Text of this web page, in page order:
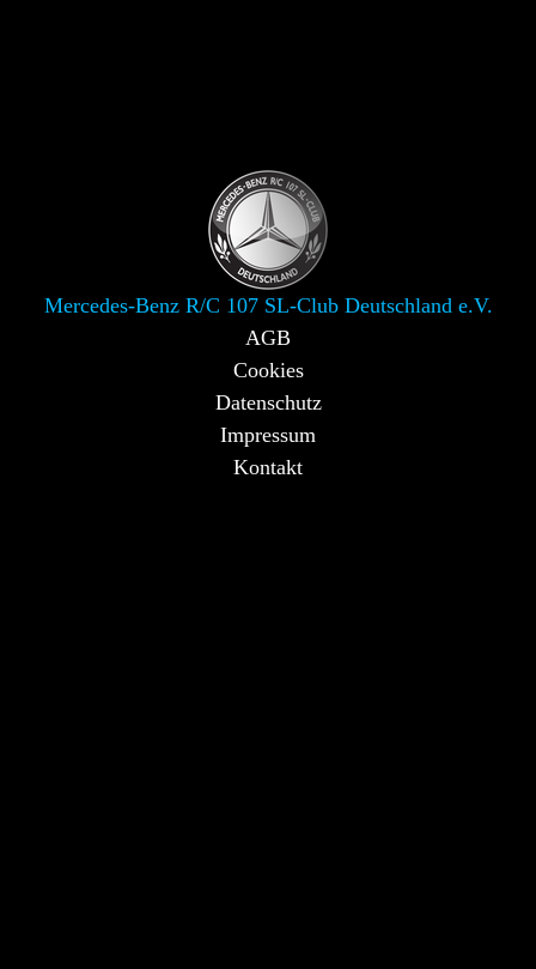
Mercedes-Benz R/C 107 SL-Club Deutschland e.V.
AGB
Cookies
Datenschutz
Impressum
Kontakt